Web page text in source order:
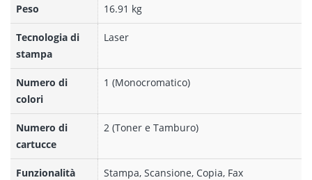
Peso 16.91 kg
Tecnologia di
stampa
Laser
Numero di
colori
1 (Monocromatico)
Numero di
cartucce
2 (Toner e Tamburo)
Funzionalità Stampa, Scansione, Copia, Fax